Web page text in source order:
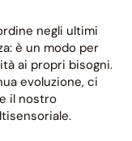
negli ultimi
è un modo per
ai propri bisogni.
evoluzione, ci
il nostro